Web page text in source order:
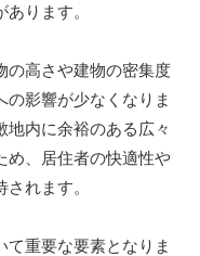
ります。
の高さや建物の密集度
の影響が少なくなりま
内に余裕のある広々
め、居住者の快適性や
れます。
重要な要素となりま